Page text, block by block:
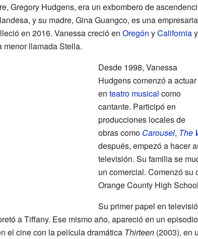
Gregory Hudgens, era un exbombero de
y su madre, Gina Guangco, es una empresaria
en 2016. Vanessa creció en Oregón yCaliforniay
menor llamada Stella.
Desde 1998, Vanessa
Hudgens comenzó a actuar
en teatro musical como
cantante. Participó en
producciones locales de
obras como Carousel, The
después, empezó a hacer
televisión. Su familia se
un comercial. Comenzó su
Orange County High
Su primer papel en
a Tiffany. Ese mismo año, apareció en un
el cine con la película dramática Thirteen(2003), en